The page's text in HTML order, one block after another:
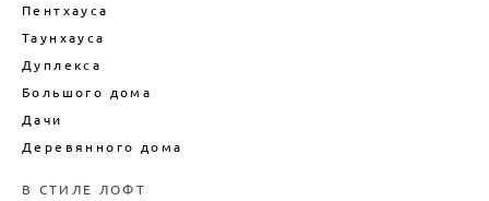
Пентхауса
Таунхауса
Дуплекса
Большого дома
Дачи
Деревянного дома
В СТИЛЕ ЛОФТ